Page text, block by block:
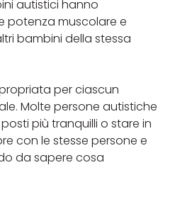
autistici hanno
potenza muscolare e
bambini della stessa
per ciascun
Molte persone autistiche
più tranquilli o stare in
con le stesse persone e
da sapere cosa